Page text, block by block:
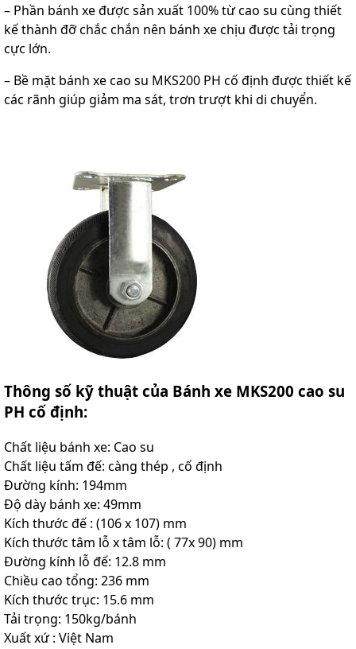
– Phần bánh xe được sản xuất 100% từ cao su cùng thiết
kế thành đỡ chắc chắn nên bánh xe chịu được tải trọng
cực lớn.
– Bề mặt bánh xe cao su MKS200 PH cố định được thiết kế
các rãnh giúp giảm ma sát, trơn trượt khi di chuyển.
Thông số kỹ thuật của Bánh xe MKS200 cao su
PH cố định:
Chất liệu bánh xe: Cao su
Chất liệu tấm đế: càng thép , cố định
Đường kính: 194mm
Độ dày bánh xe: 49mm
Kích thước đế : (106 x 107) mm
Kích thước tâm lỗ x tâm lỗ: ( 77x 90) mm
Đường kính lỗ đế: 12.8 mm
Chiều cao tổng: 236 mm
Kích thước trục: 15.6 mm
Tải trọng: 150kg/bánh
Xuất xứ : Việt Nam